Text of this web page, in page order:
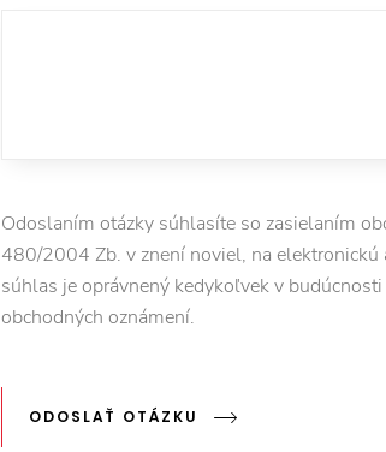
Odoslaním otázky súhlasíte so zasielaním
480/2004 Zb. v znení noviel, na
súhlas je oprávnený kedykoľvek v
obchodných oznámení.
ODOSLAŤ OTÁZKU